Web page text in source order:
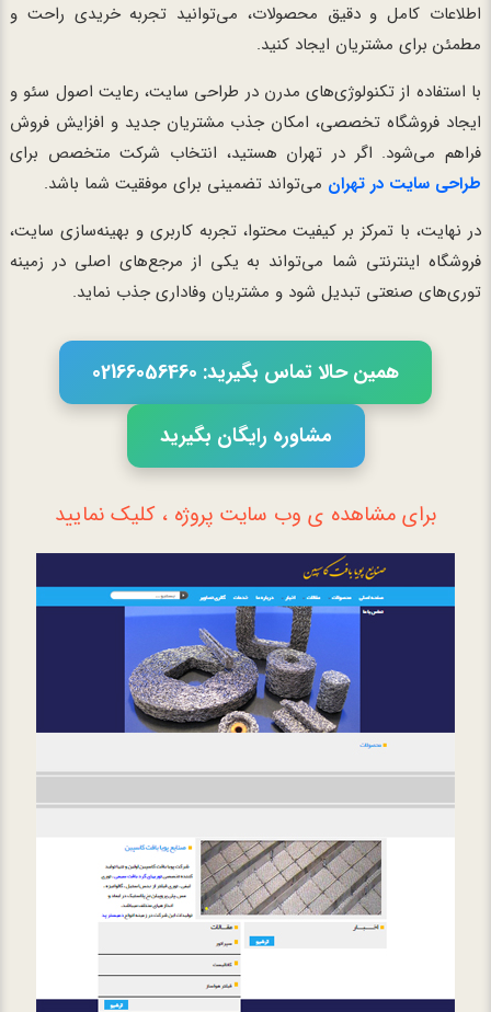
اطلاعات کامل و دقیق محصولات، می‌توانید تجربه خریدی راحت و
مطمئن برای مشتریان ایجاد کنید.
با استفاده از تکنولوژی‌های مدرن در طراحی سایت، رعایت اصول سئو و
ایجاد فروشگاه تخصصی، امکان جذب مشتریان جدید و افزایش فروش
فراهم می‌شود. اگر در تهران هستید، انتخاب شرکت متخصص برای
طراحی سایت در تهران می‌تواند تضمینی برای موفقیت شما باشد.
در نهایت، با تمرکز بر کیفیت محتوا، تجربه کاربری و بهینه‌سازی سایت،
فروشگاه اینترنتی شما می‌تواند به یکی از مرجع‌های اصلی در زمینه
توری‌های صنعتی تبدیل شود و مشتریان وفاداری جذب نماید.
همین حالا تماس بگیرید: 02166056460
مشاوره رایگان بگیرید
برای مشاهده ی وب سایت پروژه ، کلیک نمایید